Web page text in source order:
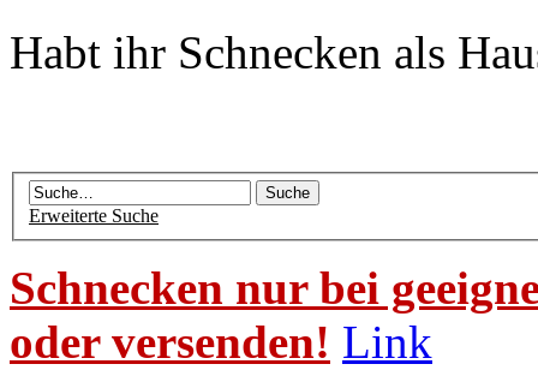
Habt ihr Schnecken als
Erweiterte Suche
Schnecken nur bei
oder versenden! Link